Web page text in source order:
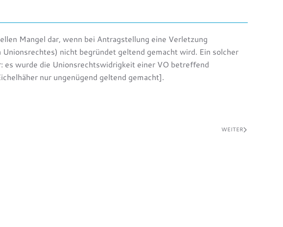
Mangel dar, wenn bei Antragstellung eine Verletzung
nicht begründet geltend gemacht wird. Ein solcher
es wurde die Unionsrechtswidrigkeit einer VO betreffend
nur ungenügend geltend gemacht].
WEITER